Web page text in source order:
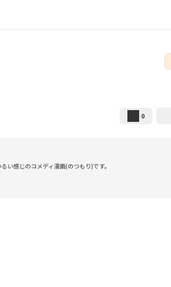
0
い感じのコメディ漫画(のつもり)です。